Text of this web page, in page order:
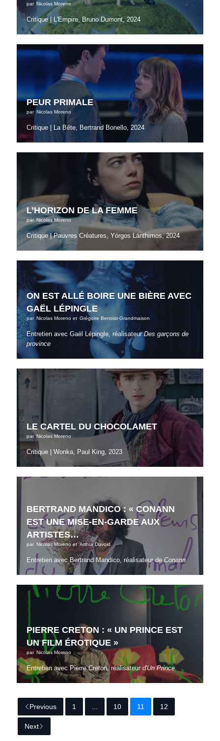
par Nicolas Moreno
Critique | L'Empire, Bruno Dumont, 2024
PEUR PRIMALE
par Nicolas Moreno
Critique | La Bête, Bertrand Bonello, 2024
L’HORIZON DE LA FEMME
par Nicolas Moreno
Critique | Pauvres Créatures, Yórgos Lánthimos, 2024
ON EST ALLÉ BOIRE UNE BIÈRE AVEC
GAËL LÉPINGLE
par Nicolas Moreno et Grégoire Benoist-Grandmaison
Entretien avec Gaël Lépingle, réalisateurDes garçons de
province
LE CARTEL DU CHOCOLAMET
par Nicolas Moreno
Critique | Wonka, Paul King, 2023
BERTRAND MANDICO : « CONANN
EST UNE MISE-EN-GARDE AUX
ARTISTES…
par Nicolas Moreno et Arthur Duvoid
Entretien avec Bertrand Mandico, réalisateur deConann
PIERRE CRETON : « UN PRINCE EST
UN FILM ÉROTIQUE »
par Nicolas Moreno
Entretien avec Pierre Creton, réalisateur d'Un Prince.
Previous 1 ... 10 11 12
Next